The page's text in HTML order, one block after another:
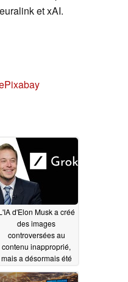
et xAI.
Pixabay
d'Elon Musk a créé
des images
controversées au
contenu inapproprié,
mais a désormais été
restreinte08/17/2024